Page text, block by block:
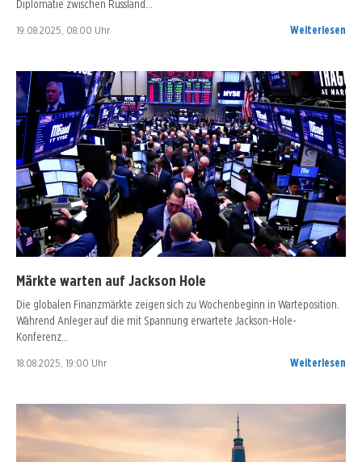
Diplomatie zwischen Russland…
19.08.2025, 08:00 Uhr Weiterlesen
Märkte warten auf Jackson Hole
Die globalen Finanzmärkte zeigen sich zu Wochenbeginn in Warteposition.
Während Anleger auf die mit Spannung erwartete Jackson-Hole-
Konferenz…
18.08.2025, 19:00 Uhr Weiterlesen